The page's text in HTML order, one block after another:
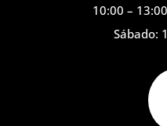
10:00 –
Sábado: